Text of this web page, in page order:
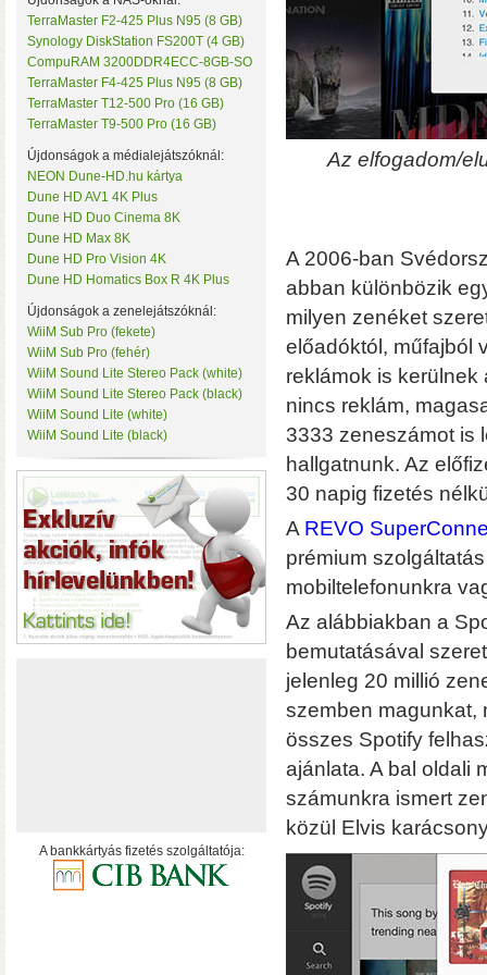
AV1 4K Plus – 4K-s
HDR10 és HDR10+ tartalmak
hálózatról
• USB 3.2 Gen2
olvasási sebesség
halk ventilátor
Az elfogadom/
A 2006-ban
abban különbözik
milyen zenéket
előadóktól, műfajból
reklámok is
nincs reklám,
3333 zeneszámot is
hallgatnunk. Az
30 napig fizetés
A REVO
prémium
mobiltelefonunkra
Az alábbiakban a
bemutatásával
jelenleg 20 millió
szemben magunkat,
összes Spotify
ajánlata. A bal oldali
számunkra ismert
közül Elvis
TerraMaster F2-425 Plus N95 (8 GB)
Synology DiskStation FS200T (4 GB)
CompuRAM 3200DDR4ECC-8GB-SO
TerraMaster F4-425 Plus N95 (8 GB)
TerraMaster T12-500 Pro (16 GB)
TerraMaster T9-500 Pro (16 GB)
Újdonságok a médialejátszóknál:
NEON Dune-HD.hu kártya
Dune HD AV1 4K Plus
Dune HD Duo Cinema 8K
Dune HD Max 8K
Dune HD Pro Vision 4K
Dune HD Homatics Box R 4K Plus
Újdonságok a zenelejátszóknál:
WiiM Sub Pro (fekete)
WiiM Sub Pro (fehér)
WiiM Sound Lite Stereo Pack (white)
WiiM Sound Lite Stereo Pack (black)
WiiM Sound Lite (white)
WiiM Sound Lite (black)
A bankkártyás fizetés szolgáltatója: